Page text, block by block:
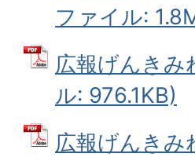
ファイル:
広報げんきみ
ル: 976.1KB)
広報げんきみ